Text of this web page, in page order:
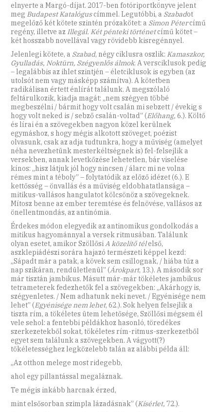
elnyerte a Margó-díjat. 2017-ben fotóriportkönyve jelent
meg Budapest Katalóguscímmel. Legutóbbi, a Szabadot
megelőző két kötete szintén prózakötet: a Simon Pétercímű
regény, illetve az Illegál. Két pénteki történetcímű kötet –
két hosszabb novellával vagy rövidebb kisregénnyel.
Jelenlegi kötete, a Szabad, négy ciklusra oszlik: Kamaszkor,
Gyulladás, Noktürn, Szégyenlős álmok. A versciklusok pedig
– legalábbis az ihlet szintjén – életciklusok is egyben (az
utolsót nem vagy másképp számítva). A kötetben
radikálisan értett énlírát találunk. A megszólaló
feltárulkozik, kiadja magát: „nem szégyen többé
megbeszélni / bármit hogy volt csalán mi sebzett / évekig s
hogy volt neked is / sebző csalán-voltad” (Előhang,6.). Költő
és lírai én a szövegekben nagyon közel kerülnek
egymáshoz, s hogy mégis alkotott szöveget, poézist
olvasunk, csak az adja tudtunkra, hogy a műviség (amelyet
néha nevezhetünk mesterkéltségnek is) fel-felsejlik a
versekben, annak levetkőzése lehetetlen, bár viselése
kínos: „hisz látjuk jól hogy nincsen / álarc mi ne volna
rémes mint a téboly” – folytatódik az előző idézet (6.). E
kettősség – önvallás és a műviség eldobhatatlansága –
mitikus-vallásos hangulatot kölcsönöz a szövegeknek.
Mítosz benne az ember teremtése és felnövése, vallásos az
önellentmondás, az antinómia.
Érdekes módon elegyedik az antinomikus gondolkodás a
mitikus hagyománnyal a versek ritmusában. Találunk
olyan esetet, amikor Szöllősi A közelítő télelső,
aszklepiádészi sorára hajazó természeti képpel kezd:
„Sápadt már a patak, a kövek sem csillognak, / hiába tűz a
nap szikáran, rendületlenül” (Árokpart, 13.). A második sor
már tisztán jambikus. Másutt már-már tökéletes jambikus
tetrameterek fedezhetők fel a szövegekben: „Akárhogy is,
szégyenletes. / Nem adhatunk neki nevet. / Egyénisége nem
lehet” (Egyénisége nem lehet, 62.). Sok helyen felsejlik a
tiszta rím, a tökéletes ütem lehetősége, Szöllősi mégsem él
vele sehol: a fentebbi példákhoz hasonló, töredékes
szerkezetekből sokat, tökéletes rím-ritmus-szerkezetből
egyet sem találunk a szövegekben. A vágyott(?)
tökéletességhez legközelebb talán az alábbi példa áll:
„Az otthon melege most ridegebb,
ahol egy pillantással megaláznak.
Te mégis inkább harcnak érzed,
mint elsősorban szimpla lázadásnak” (Kísérlet,72.).